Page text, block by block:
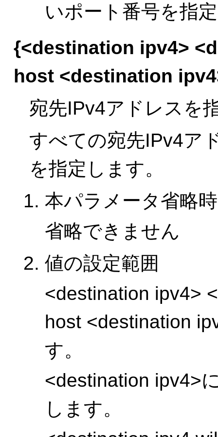
いポート番号を指
{<destination ipv4>
host <destination
宛先IPv4アドレスを
すべての宛先IPv4ア
を指定します。
本パラメータ省略
省略できません
値の設定範囲
<destination ipv4>
host <destination
す。
<destination ipv4>
します。